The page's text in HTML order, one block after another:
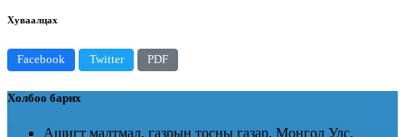
Хуваалцах
Facebook Twitter PDF
Холбоо барих
Ашигт малтмал, газрын тосны газар, Монгол Улс,